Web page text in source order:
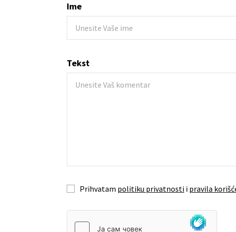
Ime
Tekst
Prihvatam politiku privatnosti i pravila